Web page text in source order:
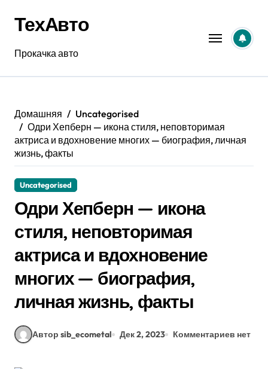
содержанию
ТехАвто
Прокачка авто
Домашняя
Uncategorised
Одри Хепберн — икона стиля, неповторимая
актриса и вдохновение многих — биография, личная
жизнь, факты
Uncategorised
Одри Хепберн — икона
стиля, неповторимая
актриса и вдохновение
многих — биография,
личная жизнь, факты
Автор sib_ecometal Дек 2, 2023 Комментариев нет